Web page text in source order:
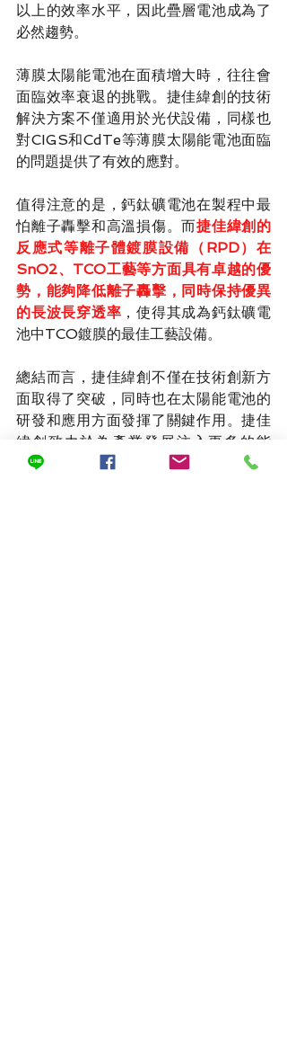
以上的效率水平，因此疊層電池成為了
必然趨勢。
薄膜太陽能電池在面積增大時，往往會
面臨效率衰退的挑戰。捷佳緯創的技術
解決方案不僅適用於光伏設備，同樣也
對CIGS和CdTe等薄膜太陽能電池面臨
的問題提供了有效的應對。
值得注意的是，鈣鈦礦電池在製程中最
怕離子轟擊和高溫損傷。而捷佳緯創的
反應式等離子體鍍膜設備（RPD）在
SnO2、TCO工藝等方面具有卓越的優
勢，能夠降低離子轟擊，同時保持優異
的長波長穿透率 ，使得其成為鈣鈦礦電
池中TCO鍍膜的最佳工藝設備。
總結而言，捷佳緯創不僅在技術創新方
面取得了突破，同時也在太陽能電池的
研發和應用方面發揮了關鍵作用。捷佳
緯創致力於為產業發展注入更多的能
量，助力鈣鈦礦電池等新興技術實現效